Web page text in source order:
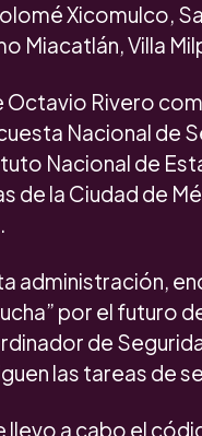
Xicomulco,
Miacatlán, Villa
Octavio Rivero
Nacional de
Nacional de
de la Ciudad de
administración,
por el futuro
de
las tareas de
llevo a cabo el